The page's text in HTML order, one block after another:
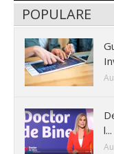
POPULARE
l...